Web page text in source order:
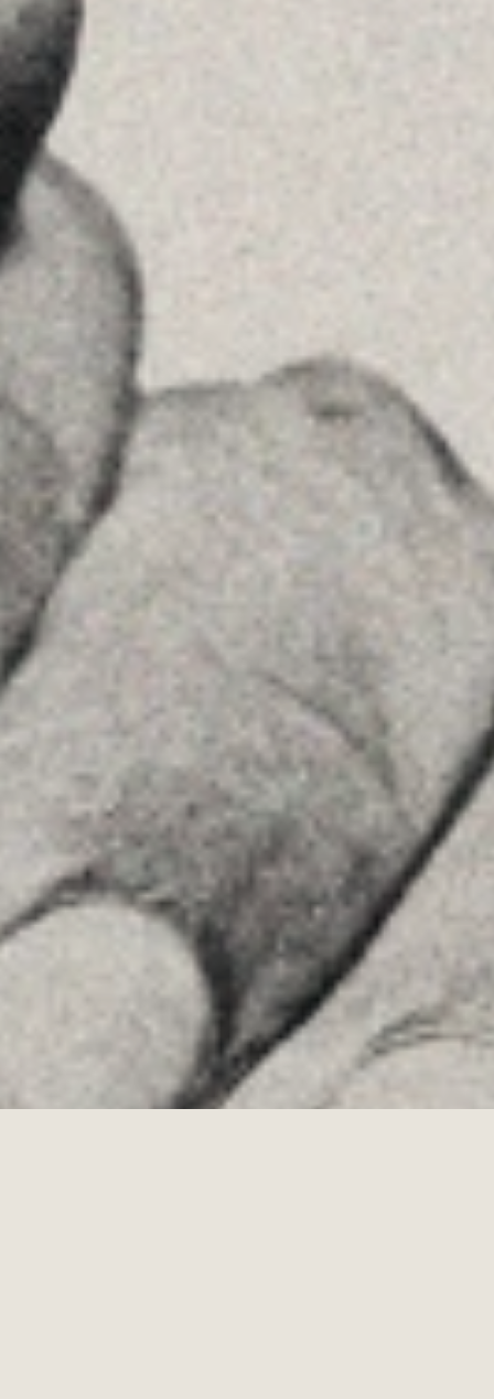
See on GoogleMaps
Príncipe de Vergara, 108 , 5ª planta
28002 , Madrid
+34 915759925
See on GoogleMaps
About Us
Team
Advice
Insights
Contact
FOLLOW US
Youtube
Allyon — Barcelona, Spain
Copyrights © 2026 LEGAL NOTICE
·PRIVACY POLICY·